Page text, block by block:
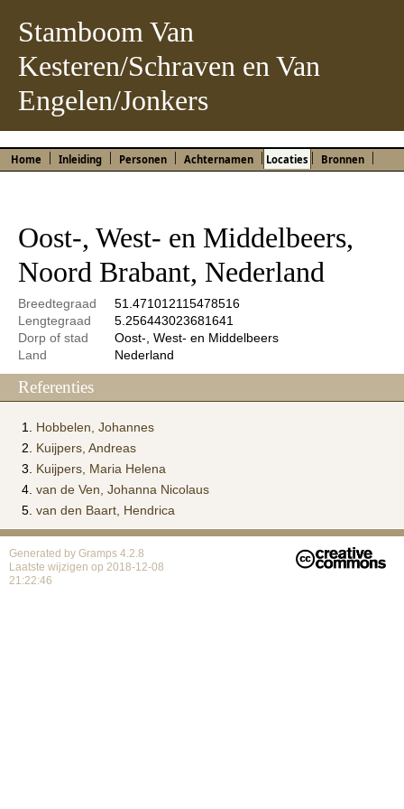
Stamboom Van
Kesteren/Schraven en Van
Engelen/Jonkers
Home Inleiding Personen Achternamen Locaties Bronnen
Oost-, West- en Middelbeers,
Noord Brabant, Nederland
Breedtegraad
51.471012115478516
Lengtegraad
5.256443023681641
Dorp of stad
Oost-, West- en Middelbeers
Land
Nederland
Referenties
Hobbelen, Johannes
Kuijpers, Andreas
Kuijpers, Maria Helena
van de Ven, Johanna Nicolaus
van den Baart, Hendrica
Generated by Gramps 4.2.8
Laatste wijzigen op 2018-12-08
21:22:46